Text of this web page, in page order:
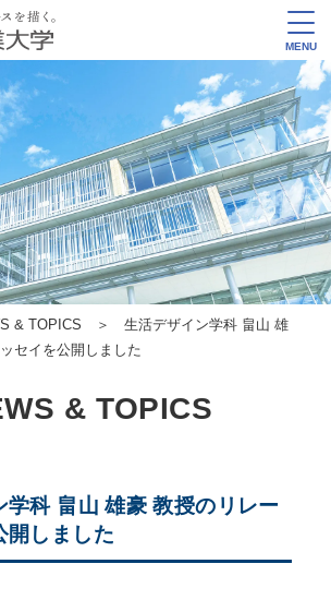
MENU
& TOPICS ＞ 生活デザイン学科 畠山 雄
セイを公開しました
& TOPICS
学科 畠山 雄豪 教授のリレー
開しました